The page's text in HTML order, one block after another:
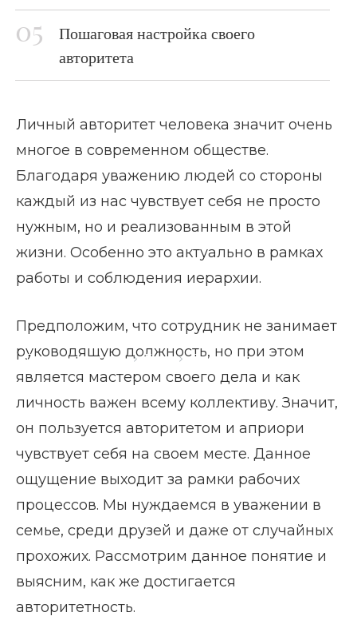
Главная страница Блог Личный авторитет
Пошаговая настройка своего
авторитета
Личный авторитет человека значит очень
многое в современном обществе.
Благодаря уважению людей со стороны
каждый из нас чувствует себя не просто
нужным, но и реализованным в этой
жизни. Особенно это актуально в рамках
работы и соблюдения иерархии.
Предположим, что сотрудник не занимает
руководящую должность, но при этом
является мастером своего дела и как
личность важен всему коллективу. Значит,
он пользуется авторитетом и априори
чувствует себя на своем месте. Данное
ощущение выходит за рамки рабочих
процессов. Мы нуждаемся в уважении в
семье, среди друзей и даже от случайных
прохожих. Рассмотрим данное понятие и
выясним, как же достигается
авторитетность.